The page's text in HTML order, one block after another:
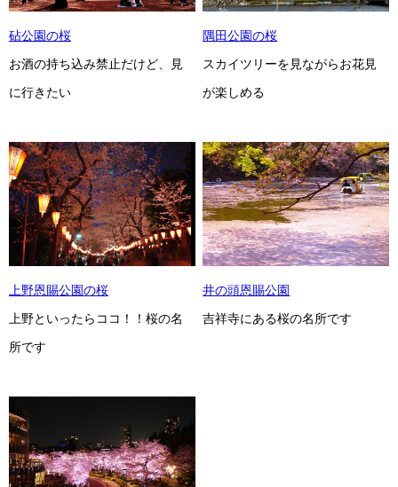
砧公園の桜
お酒の持ち込み禁止だけど、見
に行きたい
隅田公園の桜
スカイツリーを見ながらお花見
が楽しめる
上野恩賜公園の桜
上野といったらココ！！桜の名
所です
井の頭恩賜公園
吉祥寺にある桜の名所です